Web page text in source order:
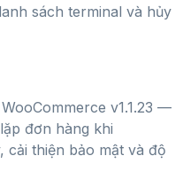
sách terminal và hủy
v1.1.23 —
đơn hàng khi
cải thiện bảo mật và độ